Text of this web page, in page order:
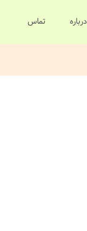
درباره تماس